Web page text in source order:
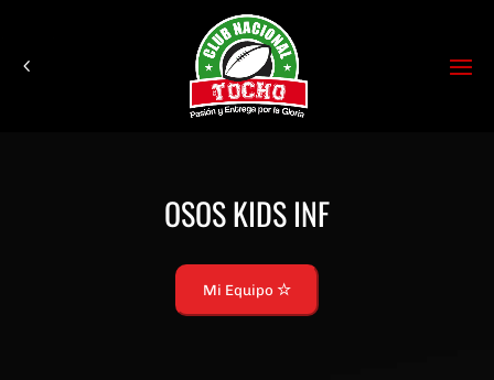
OSOS KIDS INF
Mi Equipo